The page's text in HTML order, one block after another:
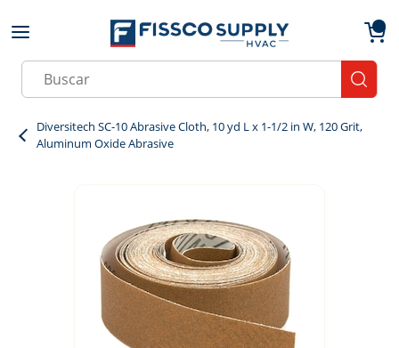
Skip to main content
Site Search
Diversitech SC-10 Abrasive Cloth, 10 yd L x 1-1/2 in W, 120 Grit,
Aluminum Oxide Abrasive